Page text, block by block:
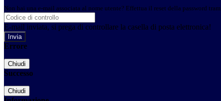
Non hai una e-mail associata al nome utente? Effettua il reset della password
E-mail inviata, si prega di controllare la casella di posta elettronica!
Errore
Chiudi
Successo
Chiudi